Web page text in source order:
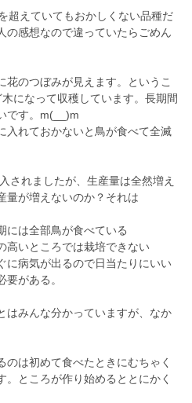
超えていてもおかしくない品種だ
の感想なので違っていたらごめん
のつぼみが見えます。というこ
になって収穫しています。長期間
です。m(__)m
れておかないと鳥が食べて全滅
されましたが、生産量は全然増え
量が増えないのか？それは
には全部鳥が食べている
高いところでは栽培できない
に病気が出るので日当たりにいい
要がある。
はみんな分かっていますが、なか
は初めて食べたときにむちゃく
。ところが作り始めるととにかく